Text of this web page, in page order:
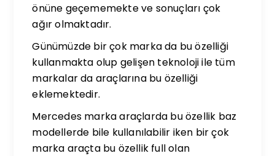
önüne geçememekte ve sonuçları çok
ağır olmaktadır.
Günümüzde bir çok marka da bu özelliği
kullanmakta olup gelişen teknoloji ile tüm
markalar da araçlarına bu özelliği
eklemektedir.
Mercedes marka araçlarda bu özellik baz
modellerde bile kullanılabilir iken bir çok
marka araçta bu özellik full olan